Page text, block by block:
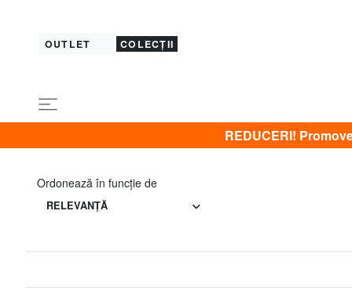
OUTLET COLECȚII
REDUCERI!
Ordonează în funcţie de
RELEVANŢĂ